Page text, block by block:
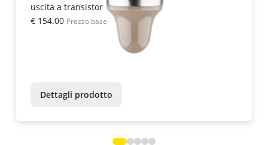
uscita a transistor
€ 154.00 Prezzo base
Dettagli prodotto